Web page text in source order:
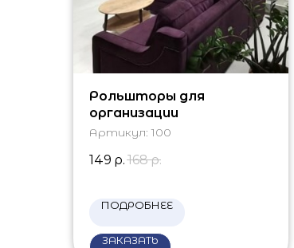
Рольшторы для
организации
Артикул: 100
149 р. 168 р.
ПОДРОБНЕЕ
ЗАКАЗАТЬ